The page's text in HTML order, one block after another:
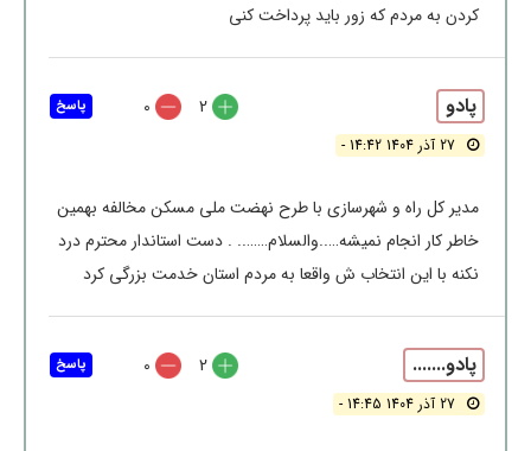
کردن به مردم که زور باید پرداخت کنی
پادو
27 آذر 1404 14:42 -
2
0
مدیر کل راه و شهرسازی با طرح نهضت ملی مسکن مخالفه بهمین
خاطر کار انجام نمیشه…..والسلام…….. . دست استاندار محترم درد
نکنه با این انتخاب ش واقعا به مردم استان خدمت بزرگی کرد
پاسخ
پادو.......
27 آذر 1404 14:45 -
2
0 پاسخ